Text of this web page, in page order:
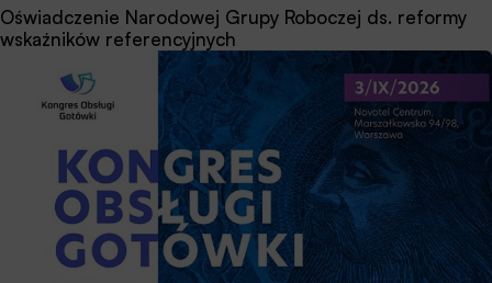
Oświadczenie Narodowej Grupy Roboczej ds. reformy
wskaźników referencyjnych